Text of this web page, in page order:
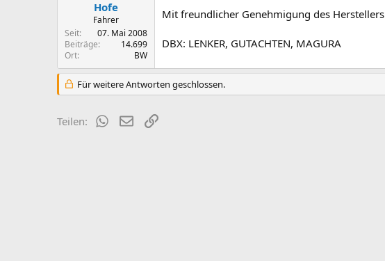
Hofe
Fahrer
Seit
07. Mai 2008
Beiträge
14.699
Ort
BW
Mit freundlicher Genehmigung des Herstellers
DBX: LENKER, GUTACHTEN, MAGURA
Für weitere Antworten geschlossen.
Teilen: WhatsApp
E-MailLink